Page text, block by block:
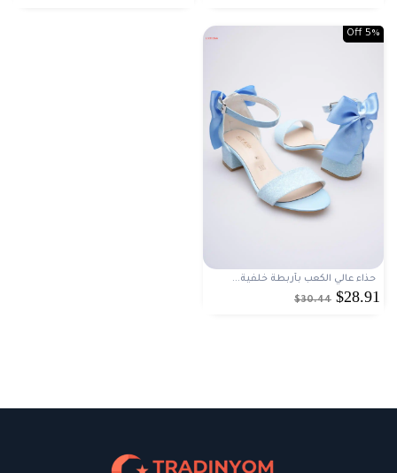
5% Off
حذاء عالي الكعب بأربطة خلفية...
$28.91
$30.44